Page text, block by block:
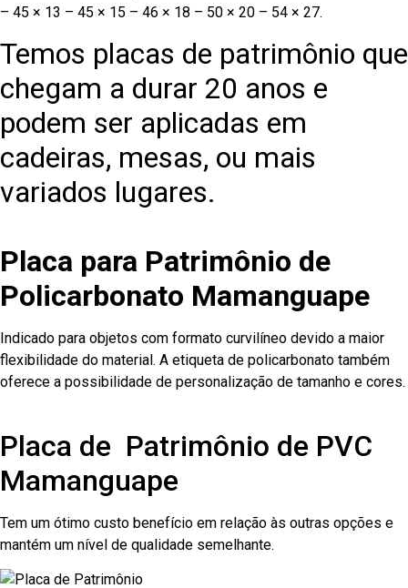
– 45 × 13 – 45 × 15 – 46 × 18 – 50 × 20 – 54 × 27.
Temos placas de patrimônio que
chegam a durar 20 anos e
podem ser aplicadas em
cadeiras, mesas, ou mais
variados lugares.
Placa para Patrimônio de
Policarbonato Mamanguape
Indicado para objetos com formato curvilíneo devido a maior
flexibilidade do material. A etiqueta de policarbonato também
oferece a possibilidade de personalização de tamanho e cores.
Placa de Patrimônio de PVC
Mamanguape
Tem um ótimo custo benefício em relação às outras opções e
mantém um nível de qualidade semelhante.